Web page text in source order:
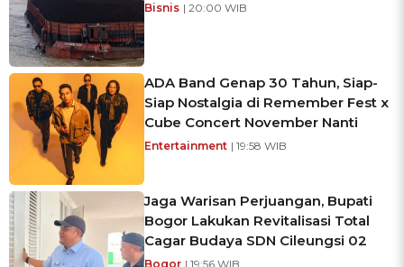
Bisnis | 20:00 WIB
ADA Band Genap 30 Tahun, Siap-
Siap Nostalgia di Remember Fest x
Cube Concert November Nanti
Entertainment | 19:58 WIB
Jaga Warisan Perjuangan, Bupati
Bogor Lakukan Revitalisasi Total
Cagar Budaya SDN Cileungsi 02
Bogor | 19:56 WIB